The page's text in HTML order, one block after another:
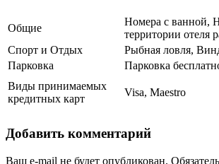
Общие
Номера с ванной,
территории отеля
Спорт и Отдых
Рыбная ловля,
Парковка
Парковка
Виды принимаемых
кредитных карт
Visa, Maestro
Добавить комментарий
Ваш e-mail не будет опубликован.